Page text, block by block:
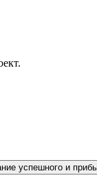
успешного и